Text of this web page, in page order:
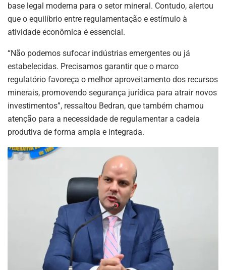
base legal moderna para o setor mineral. Contudo, alertou
que o equilíbrio entre regulamentação e estímulo à
atividade econômica é essencial.
“Não podemos sufocar indústrias emergentes ou já
estabelecidas. Precisamos garantir que o marco
regulatório favoreça o melhor aproveitamento dos recursos
minerais, promovendo segurança jurídica para atrair novos
investimentos”, ressaltou Bedran, que também chamou
atenção para a necessidade de regulamentar a cadeia
produtiva de forma ampla e integrada.